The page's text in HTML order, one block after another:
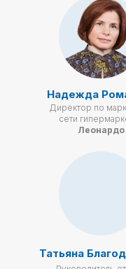
Татьяна
Надежда
Директор по
сети
Леонардо